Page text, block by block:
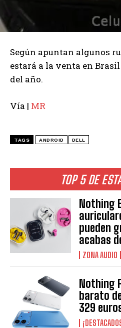
TOP 5 DE
Nothing
pueden
acabas
ZONA AUDIO
Nothing
barato
329
Según apuntan algunos
estará a la venta en
del año.
Vía | MR
TAGS ANDROID DELL